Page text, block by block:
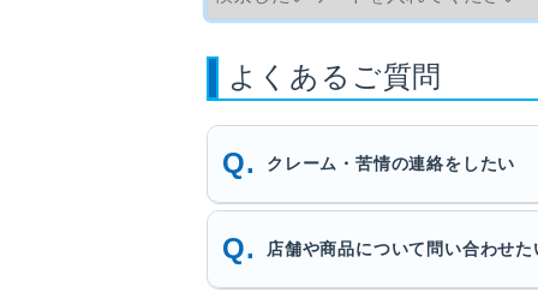
よくあるご質問
クレーム・苦情の連絡をしたい
店舗や商品について問い合わせた